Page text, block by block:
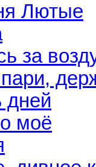
Лютые
за
дней
моё